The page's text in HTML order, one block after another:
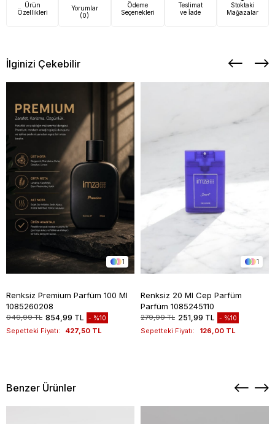
Ürün
Özellikleri
Yorumlar
(0)
Ödeme
Seçenekleri
Teslimat
ve İade
Stoktaki
Mağazalar
İlginizi Çekebilir
1
Renksiz Premium Parfüm 100 Ml
1085260208
949,99 TL 854,99 TL %10
Sepetteki Fiyatı: 427,50 TL
1
Renksiz 20 Ml Cep Parfüm
Parfüm 1085245110
279,99 TL 251,99 TL %10
Sepetteki Fiyatı: 126,00 TL
Benzer Ürünler